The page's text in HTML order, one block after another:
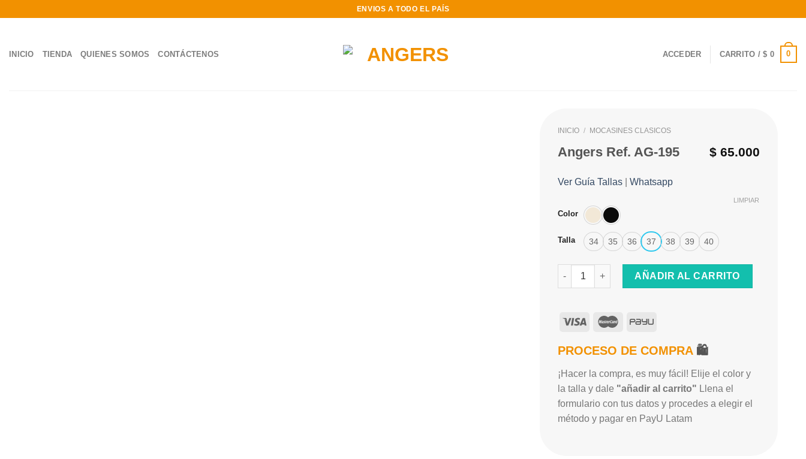
ENVIOS A TODO EL PAÍS
INICIO TIENDA QUIENES SOMOS CONTÁCTENOS ACCEDER CARRITO /$ 0 0
INICIO / MOCASINES CLASICOS
Angers Ref. AG-195 $65.000
Ver Guía Tallas |Whatsapp
Color
Talla 34 35 36 37 38 39 40
LIMPIAR
Angers Ref. AG-195 cantidad
AÑADIR AL CARRITO
PROCESO DE COMPRA🛍
¡Hacer la compra, es muy fácil! Elije el color y
la talla y dale "añadir al carrito" Llena el
formulario con tus datos y procedes a elegir el
método y pagar en PayU Latam